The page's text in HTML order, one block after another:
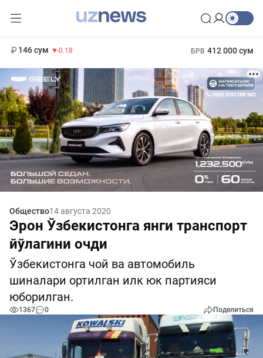
146 сум -0.18 БРВ 412 000 сум
Общество14 августа 2020
Эрон Ўзбекистонга янги транспорт
йўлагини очди
Ўзбекистонга чой ва автомобиль
шиналари ортилган илк юк партияси
юборилган.
1367 0 Поделиться